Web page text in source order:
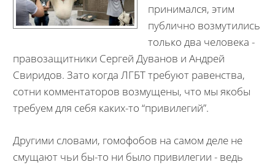
принимался, этим
публично возмутились
только два человека -
правозащитники Сергей Дуванов и Андрей
Свиридов. Зато когда ЛГБТ требуют равенства,
сотни комментаторов возмущены, что мы якобы
требуем для себя каких-то “привилегий”.
Другими словами, гомофобов на самом деле не
смущают чьи бы-то ни было привилегии - ведь